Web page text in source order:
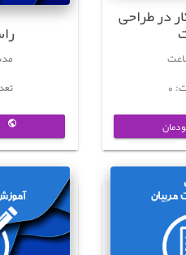
در طراحی
0
مدت: